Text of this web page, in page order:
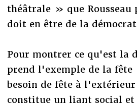
théâtrale » que Rousseau
doit en être de la
Pour montrer ce qu'est la
prend l'exemple de la fête
besoin de fête à l'extérieur
constitue un liant social et